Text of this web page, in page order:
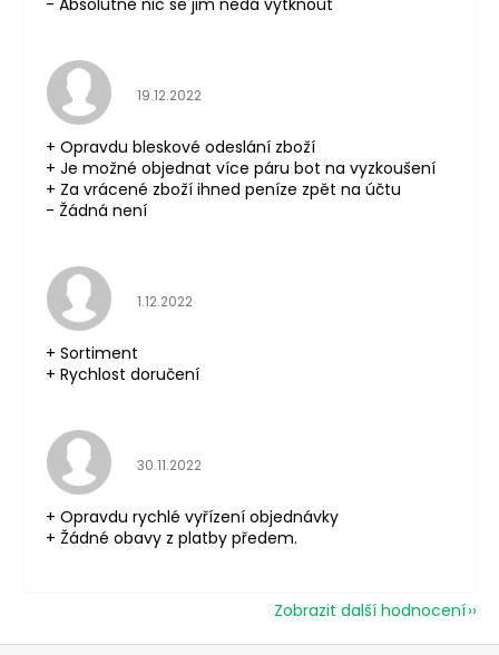
Hodnocení obchodu je 5 z 5 hvězdiček.
19.12.2022
+ Opravdu bleskové odeslání zboží
+ Je možné objednat více páru bot na vyzkoušení
+ Za vrácené zboží ihned peníze zpět na účtu
- Žádná není
Hodnocení obchodu je 5 z 5 hvězdiček.
1.12.2022
+ Sortiment
+ Rychlost doručení
Hodnocení obchodu je 5 z 5 hvězdiček.
30.11.2022
+ Opravdu rychlé vyřízení objednávky
+ Žádné obavy z platby předem.
Zobrazit další hodnocení